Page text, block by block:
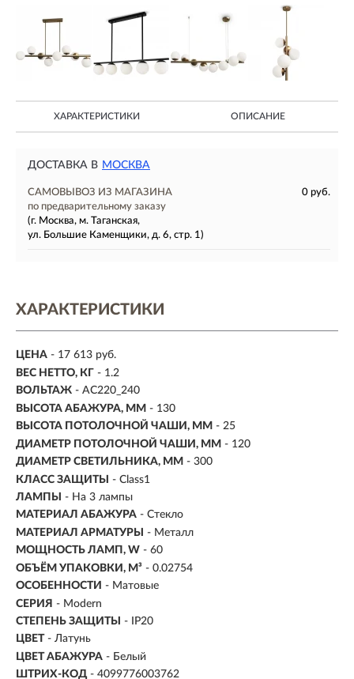
ХАРАКТЕРИСТИКИ ОПИСАНИЕ
ДОСТАВКА В МОСКВА
САМОВЫВОЗ ИЗ МАГАЗИНА
0 руб.
по предварительному заказу
(г. Москва, м. Таганская,
ул. Большие Каменщики, д. 6, стр. 1)
ХАРАКТЕРИСТИКИ
ЦЕНА - 17 613 руб.
ВЕС НЕТТО, КГ - 1.2
ВОЛЬТАЖ - AC220_240
ВЫСОТА АБАЖУРА, ММ - 130
ВЫСОТА ПОТОЛОЧНОЙ ЧАШИ, ММ - 25
ДИАМЕТР ПОТОЛОЧНОЙ ЧАШИ, ММ - 120
ДИАМЕТР СВЕТИЛЬНИКА, ММ - 300
КЛАСС ЗАЩИТЫ
- Class1
ЛАМПЫ
- На 3 лампы
МАТЕРИАЛ АБАЖУРА - Стекло
МАТЕРИАЛ АРМАТУРЫ
- Металл
МОЩНОСТЬ ЛАМП, W - 60
ОБЪЁМ УПАКОВКИ, М³ - 0.02754
ОСОБЕННОСТИ - Матовые
СЕРИЯ - Modern
СТЕПЕНЬ ЗАЩИТЫ
- IP20
ЦВЕТ - Латунь
ЦВЕТ АБАЖУРА - Белый
ШТРИХ-КОД - 4099776003762